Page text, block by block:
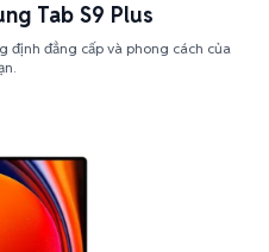
Tab S9 Plus
định đẳng cấp và phong cách của